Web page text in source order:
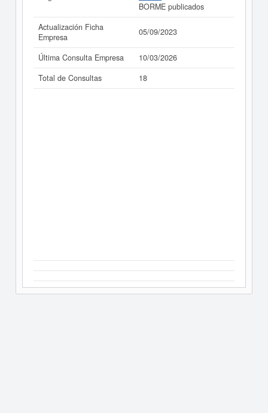
BORME publicados
Actualización Ficha
Empresa
05/09/2023
Última Consulta Empresa
10/03/2026
Total de Consultas
18